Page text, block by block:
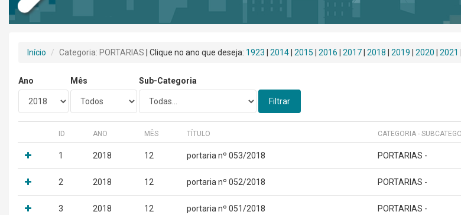
Início Categoria: PORTARIAS | Clique no ano que deseja: 1923 2014 2015 2016 2017 2018 2019 2020 2021
Ano Mês Sub-Categoria
Filtrar
ID ANO MÊS TÍTULO CATEGORIA -
1 2018 12 portaria nº 053/2018 PORTARIAS -
2 2018 12 portaria nº 052/2018 PORTARIAS -
3 2018 12 portaria nº 051/2018 PORTARIAS -